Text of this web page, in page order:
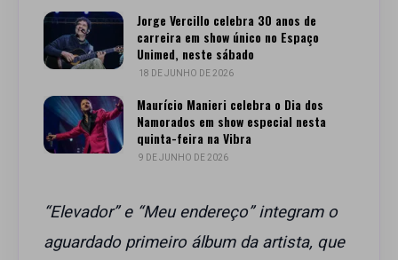
Jorge Vercillo celebra 30 anos de
carreira em show único no Espaço
Unimed, neste sábado
18 DE JUNHO DE 2026
Maurício Manieri celebra o Dia dos
Namorados em show especial nesta
quinta-feira na Vibra
9 DE JUNHO DE 2026
“Elevador” e “Meu endereço” integram o
aguardado primeiro álbum da artista, que